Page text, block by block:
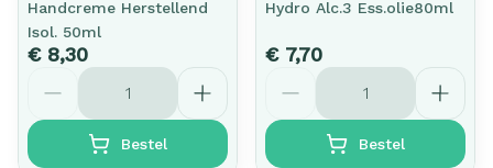
Handcreme Herstellend
Isol. 50ml
€ 8,30
Aantal
Bestel
Hydro Alc.3 Ess.olie80ml
€ 7,70
Aantal
Bestel